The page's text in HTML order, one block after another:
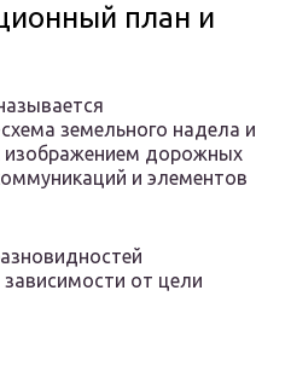
план и
земельного надела и
изображением дорожных
и элементов
от цели